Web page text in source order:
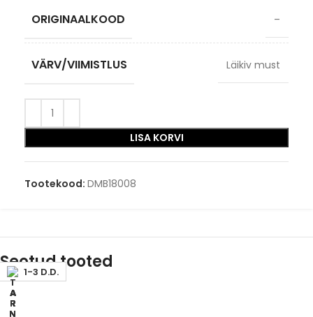
ORIGINAALKOOD –
VÄRV/VIIMISTLUS Läikiv must
LISA KORVI
Tootekood: DMB18008
Seotud tooted
1-3 D.D.
1-3 D.D.
1-3 D.D.
1-3 D.D.
1-3 D.D.
1-3 D.D.
1-3 D.D.
1-3 D.D.